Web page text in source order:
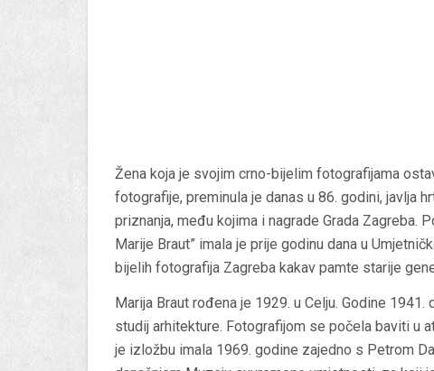
Žena koja je svojim crno-bijelim fotografijama
fotografije, preminula je danas u 86. godini, javlja
priznanja, među kojima i nagrade Grada Zagreba.
Marije Braut” imala je prije godinu dana u
bijelih fotografija Zagreba kakav pamte starije
Marija Braut rođena je 1929. u Celju. Godine
studij arhitekture. Fotografijom se počela baviti u
je izložbu imala 1969. godine zajedno s Petrom